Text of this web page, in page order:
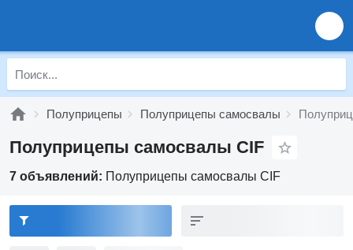
Полуприцепы Полуприцепы самосвалы
Полуприцепы самосвалы CIF
7 объявлений: Полуприцепы самосвалы CIF